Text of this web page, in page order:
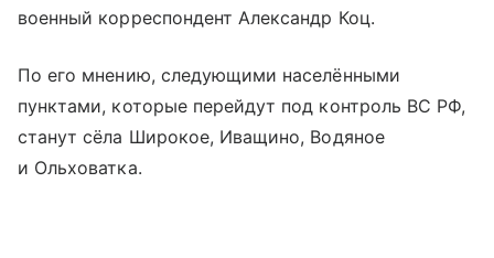
военный корреспондент Александр Коц.
По его мнению, следующими населёнными
пунктами, которые перейдут под контроль ВС РФ,
станут сёла Широкое, Иващино, Водяное
и Ольховатка.